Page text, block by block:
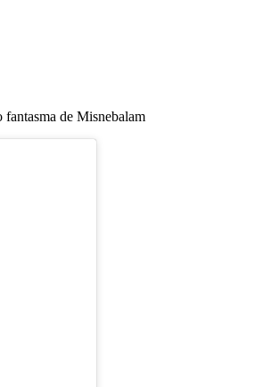
de Misnebalam